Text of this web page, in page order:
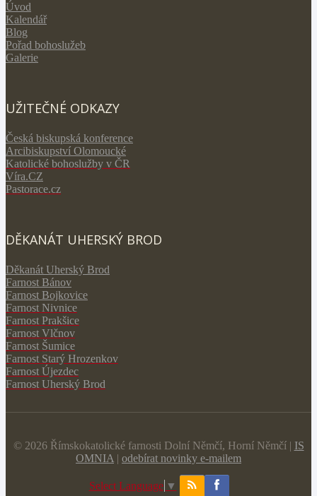
Úvod
Kalendář
Blog
Pořad bohoslužeb
Galerie
UŽITEČNÉ ODKAZY
Česká biskupská konference
Arcibiskupství Olomoucké
Katolické bohoslužby v ČR
Víra.CZ
Pastorace.cz
DĚKANÁT UHERSKÝ BROD
Děkanát Uherský Brod
Farnost Bánov
Farnost Bojkovice
Farnost Nivnice
Farnost Prakšice
Farnost Vlčnov
Farnost Šumice
Farnost Starý Hrozenkov
Farnost Újezdec
Farnost Uherský Brod
© 2026 Římskokatolické farnosti Dolní Němčí, Horní Němčí | IS
OMNIA | odebírat novinky e-mailem
Select Language ▼